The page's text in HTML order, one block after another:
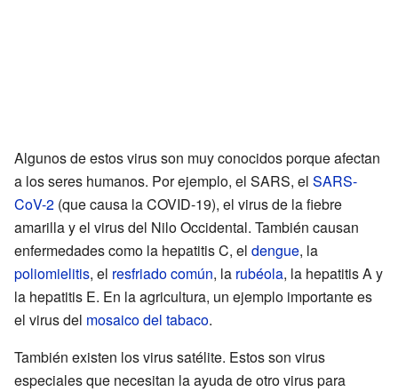
Algunos de estos virus son muy conocidos porque afectan
a los seres humanos. Por ejemplo, el SARS, el SARS-
CoV-2 (que causa la COVID-19), el virus de la fiebre
amarilla y el virus del Nilo Occidental. También causan
enfermedades como la hepatitis C, el dengue, la
poliomielitis, el resfriado común, la rubéola, la hepatitis A y
la hepatitis E. En la agricultura, un ejemplo importante es
el virus del mosaico del tabaco.
También existen los virus satélite. Estos son virus
especiales que necesitan la ayuda de otro virus para